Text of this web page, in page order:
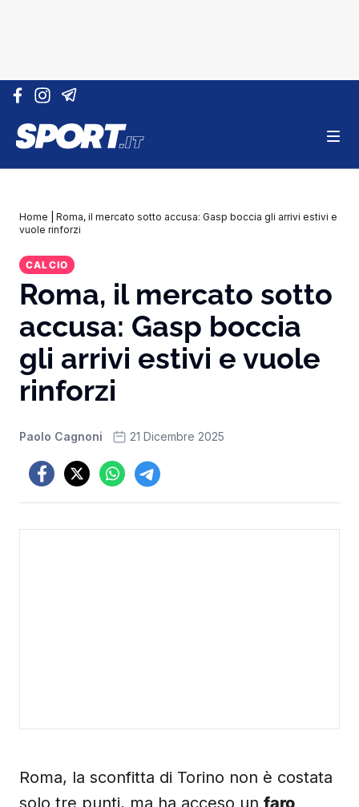
Vai al contenuto
Home
Roma, il mercato sotto accusa: Gasp boccia gli arrivi estivi e
vuole rinforzi
CALCIO
Roma, il mercato sotto
accusa: Gasp boccia
gli arrivi estivi e vuole
rinforzi
Paolo Cagnoni 21 Dicembre 2025
Roma, la sconfitta di Torino non è costata
solo tre punti, ma ha acceso un faro